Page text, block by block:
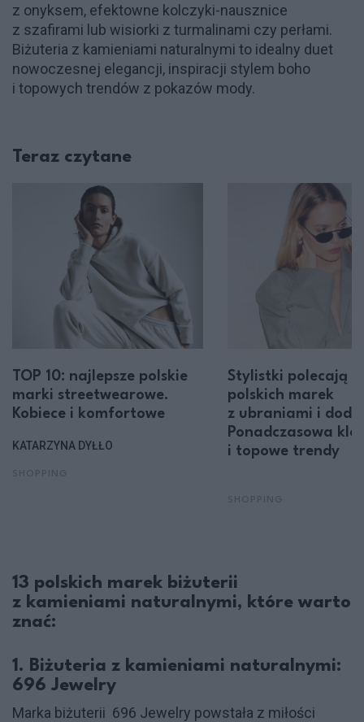
z onyksem, efektowne kolczyki-nausznice
z szafirami lub wisiorki z turmalinami czy perłami.
Biżuteria z kamieniami naturalnymi to idealny duet
nowoczesnej elegancji, inspiracji stylem boho
i topowych trendów z pokazów mody.
Teraz czytane
TOP 10: najlepsze polskie
marki streetwearowe.
Kobiece i komfortowe
KATARZYNA DYŁŁO
Stylistki polecają
polskich marek
z ubraniami i
Ponadczasowa
i topowe trendy
13 polskich marek biżuterii
z kamieniami naturalnymi, które warto
znać:
1. Biżuteria z kamieniami naturalnymi:
696 Jewelry
Marka biżuterii 696 Jewelry powstała z miłości